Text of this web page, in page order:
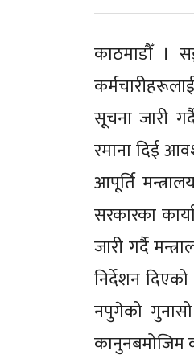
काठमाडौँ ।
सूचना जारी
रमाना दिई
आपूर्ति
सरकारका
जारी गर्दै
निर्देशन
नपुगेको
कानुनबमोजिम